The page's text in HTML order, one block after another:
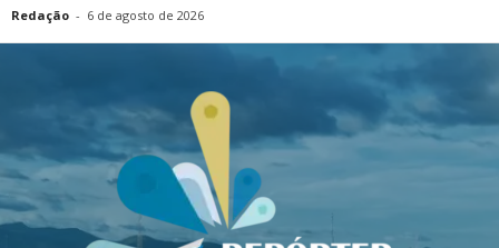
Redação - 6 de agosto de 2026